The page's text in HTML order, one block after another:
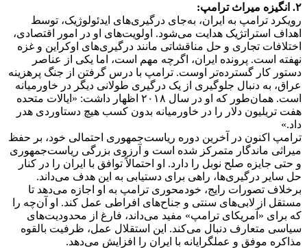
۲. انگیزه میراث ترامپ:
رویکرد ترامپ به ایران، به‌جای درگیری‌های ایدئولوژیک، توسط
اهداف استراتژیک هدایت می‌شود. اولویت‌های او در امور اقتصادی،
اختلافات تجاری و حل مناقشاتی مانند درگیری‌های اوکراین و غزه
نهفته است. پرونده ایران، اگرچه مهم است، اما یکی از عناصر
دستور کار گسترده‌تر اوست. ترامپ با درس گرفتن از جنگ پرهزینه
عراق، به دنبال جلوگیری از یک درگیری طولانی دیگر در خاورمیانه
است. همان‌طور که او در سال ۲۰۱۸ اظهار داشت: «ایالات متحده
هفت تریلیون دلار را در خاورمیانه بدون کسب هیچ دستاوردی هدر
داد.»
ترامپ اکنون در آخرین دوره ریاست‌جمهوری احتمالی خود، بر حفظ
میراثی ماندگار متمرکز شده است و آرزوی بزرگی ریاست‌جمهوری
و حتی جایزه صلح نوبل را دارد. او احتمالاً توافق با ایران را در کنار
حل سایر درگیری‌ها، راهی برای دستیابی به این هدف می‌داند.
برخلاف تصورات رایج، خودمحوری ترامپ به او اجازه می‌دهد تا
مستقل از لابی‌های سنتی و جناح‌های افراطی عمل کند. او آن‌چه را
که برای «آمریکای ترامپ» مفید می‌داند، فارغ از محدودیت‌های
سیاسی متعارف دنبال می‌کند. این استقلال عمل، ظرفیت بالقوه
مذاکره موفق و عملگرایانه با ایران را افزایش می‌دهد.